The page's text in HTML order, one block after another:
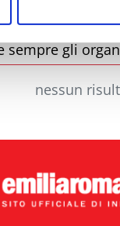
gli
nessun